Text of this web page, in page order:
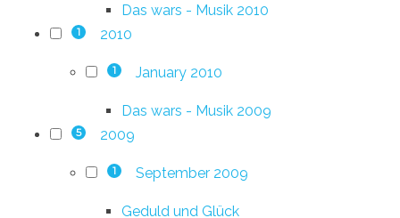
Das wars - Musik 2010
1 2010
1 January 2010
Das wars - Musik 2009
5 2009
1 September 2009
Geduld und Glück